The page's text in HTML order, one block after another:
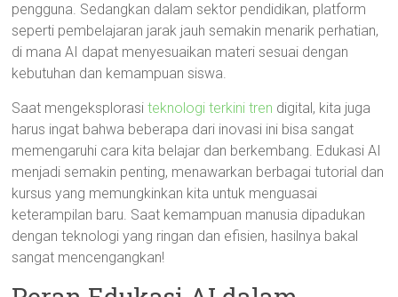
pengguna. Sedangkan dalam sektor pendidikan, platform
seperti pembelajaran jarak jauh semakin menarik perhatian,
di mana AI dapat menyesuaikan materi sesuai dengan
kebutuhan dan kemampuan siswa.
Saat mengeksplorasiteknologi terkini tren digital, kita juga
harus ingat bahwa beberapa dari inovasi ini bisa sangat
memengaruhi cara kita belajar dan berkembang. Edukasi AI
menjadi semakin penting, menawarkan berbagai tutorial dan
kursus yang memungkinkan kita untuk menguasai
keterampilan baru. Saat kemampuan manusia dipadukan
dengan teknologi yang ringan dan efisien, hasilnya bakal
sangat mencengangkan!